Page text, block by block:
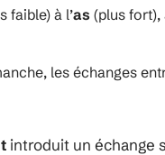
faible) à l’as (plus fort),
les échanges
introduit un échange